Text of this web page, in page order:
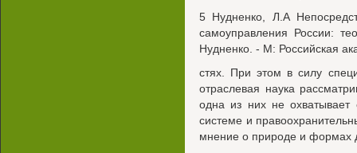
5 Нудненко, Л.А
самоуправления России:
Нудненко. - М: Российская
стях. При этом в силу
отраслевая наука
одна из них не
системе и
мнение о природе и формах